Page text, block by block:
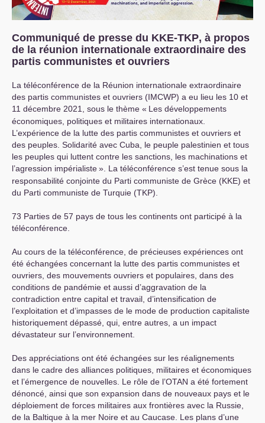
Communiqué de presse du KKE-TKP, à propos
de la réunion internationale extraordinaire des
partis communistes et ouvriers
La téléconférence de la Réunion internationale extraordinaire
des partis communistes et ouvriers (IMCWP) a eu lieu les 10 et
11 décembre 2021, sous le thème « Les développements
économiques, politiques et militaires internationaux.
L’expérience de la lutte des partis communistes et ouvriers et
des peuples. Solidarité avec Cuba, le peuple palestinien et tous
les peuples qui luttent contre les sanctions, les machinations et
l’agression impérialiste». La téléconférence s’est tenue sous la
responsabilité conjointe du Parti communiste de Grèce (KKE) et
du Parti communiste de Turquie (TKP).
73 Parties de 57 pays de tous les continents ont participé à la
téléconférence.
Au cours de la téléconférence, de précieuses expériences ont
été échangées concernant la lutte des partis communistes et
ouvriers, des mouvements ouvriers et populaires, dans des
conditions de pandémie et aussi d’aggravation de la
contradiction entre capital et travail, d’intensification de
l’exploitation et d’impasses de le mode de production capitaliste
historiquement dépassé, qui, entre autres, a un impact
dévastateur sur l’environnement.
Des appréciations ont été échangées sur les réalignements
dans le cadre des alliances politiques, militaires et économiques
et l’émergence de nouvelles. Le rôle de l’OTAN a été fortement
dénoncé, ainsi que son expansion dans de nouveaux pays et le
déploiement de forces militaires aux frontières avec la Russie,
de la Baltique à la mer Noire et au Caucase. Les plans d’une